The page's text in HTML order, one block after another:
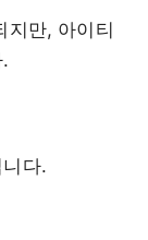
지만, 아이티
다.